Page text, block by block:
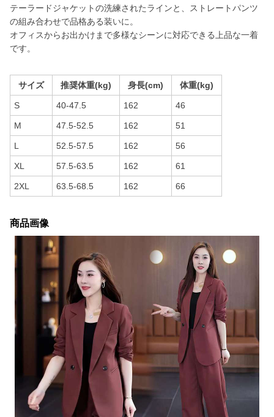
テーラードジャケットの洗練されたラインと、ストレートパンツ
の組み合わせで品格ある装いに。
オフィスからお出かけまで多様なシーンに対応できる上品な一着
です。
サイズ 推奨体重(kg) 身長(cm) 体重(kg)
S 40-47.5 162 46
M 47.5-52.5 162 51
L 52.5-57.5 162 56
XL 57.5-63.5 162 61
2XL 63.5-68.5 162 66
商品画像